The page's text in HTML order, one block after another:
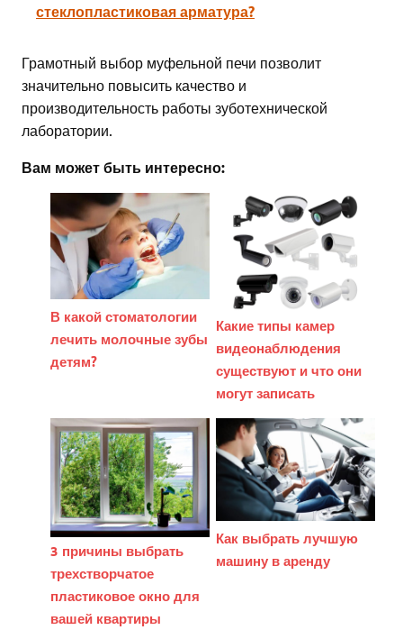
стеклопластиковая арматура?
Грамотный выбор муфельной печи позволит
значительно повысить качество и
производительность работы зуботехнической
лаборатории.
Вам может быть интересно:
В какой стоматологии
лечить молочные зубы
детям?
Какие типы камер
видеонаблюдения
существуют и что они
могут записать
3 причины выбрать
трехстворчатое
пластиковое окно для
вашей квартиры
Как выбрать лучшую
машину в аренду